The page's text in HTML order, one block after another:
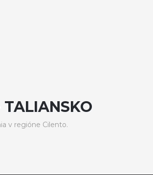
TALIANSKO
v regióne Cilento.